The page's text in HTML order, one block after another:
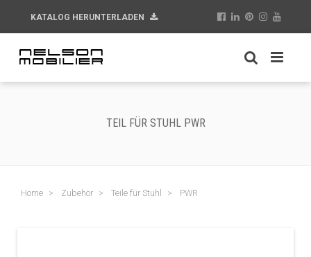
KATALOG HERUNTERLADEN
TEIL FÜR STUHL PWR
Home Zubehör Teile für Stuhl PWR